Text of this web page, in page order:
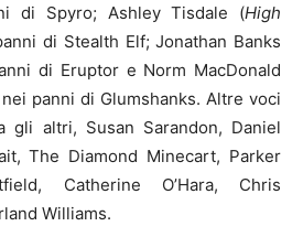
di Spyro; Ashley Tisdale (High
di Stealth Elf; Jonathan Banks
di Eruptor e Norm MacDonald
panni di Glumshanks. Altre voci
gli altri, Susan Sarandon, Daniel
The Diamond Minecart, Parker
Catherine O’Hara, Chris
Williams.